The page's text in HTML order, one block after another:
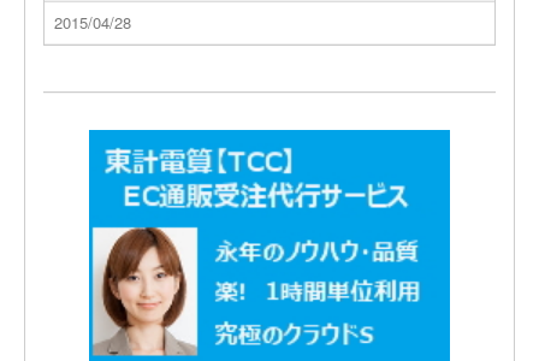
2015/04/28